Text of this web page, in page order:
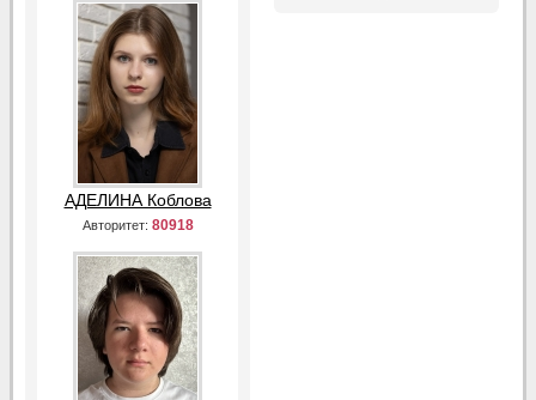
АДЕЛИНА Коблова
Авторитет: 80918